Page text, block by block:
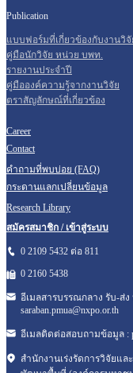
Publication
แบบฟอร์มที่เกี่ยวข้องกับงานวิจั
คู่มือนักวิจัย หน่วย บพท.
รายงานประจำปี
คู่มือองค์ความรู้จากงานวิจัย
ตราสัญลักษณ์ที่เกี่ยวข้อง
Career
Contact
คำถามที่พบบ่อย (FAQ)
กระดานแลกเปลี่ยนข้อมูล
Research Library
สมัครสมาชิก / เข้าสู่ระบบ
0 2109 5432 ต่อ 811
0 2160 5438
อีเมลสารบรรณกลาง รับ-ส่
saraban.pmua@nxpo.or.th
อีเมลติดต่อสอบถามข้อมูล :
สำนักงานเร่งรัดการวิจัยแ